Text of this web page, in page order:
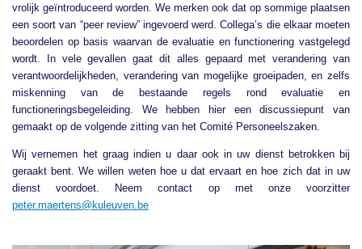
vrolijk geïntroduceerd worden. We merken ook dat op sommige plaatsen
een soort van “peer review” ingevoerd werd. Collega’s die elkaar moeten
beoordelen op basis waarvan de evaluatie en functionering vastgelegd
wordt. In vele gevallen gaat dit alles gepaard met verandering van
verantwoordelijkheden, verandering van mogelijke groeipaden, en zelfs
miskenning van de bestaande regels rond evaluatie en
functioneringsbegeleiding. We hebben hier een discussiepunt van
gemaakt op de volgende zitting van het Comité Personeelszaken.
Wij vernemen het graag indien u daar ook in uw dienst betrokken bij
geraakt bent. We willen weten hoe u dat ervaart en hoe zich dat in uw
dienst voordoet. Neem contact op met onze voorzitter
peter.maertens@kuleuven.be